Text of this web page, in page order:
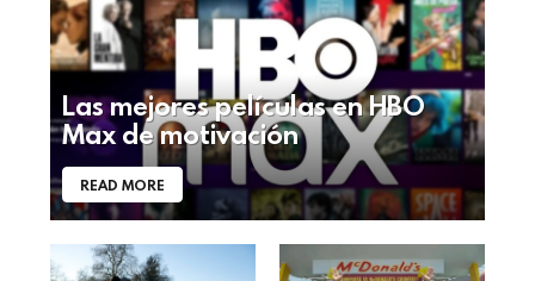
Las mejores películas en HBO
Max de motivación
READ MORE